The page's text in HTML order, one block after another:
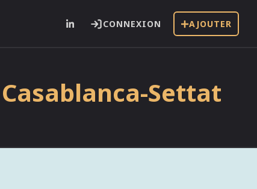
CONNEXION AJOUTER
Settat